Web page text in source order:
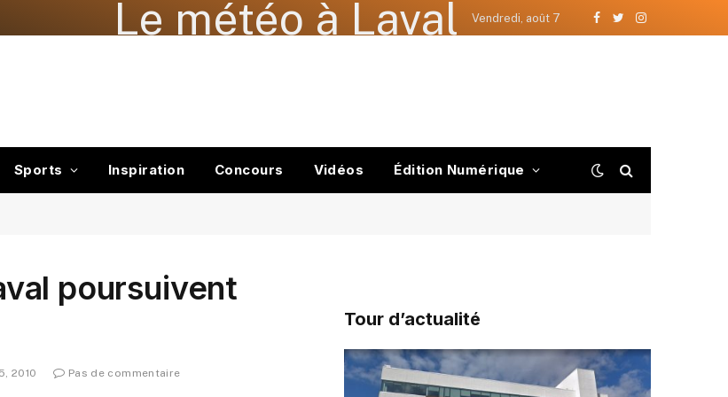
Le météo à Laval Vendredi, août 7
Facebook
TwitterInstagram
Sports Inspiration Concours Vidéos Édition Numérique
poursuivent
2010 Pas de commentaire
Tour d’actualité